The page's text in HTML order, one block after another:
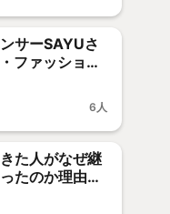
サーSAYUさ
」独占オンラ
6人
た人がなぜ継
たのか理由を